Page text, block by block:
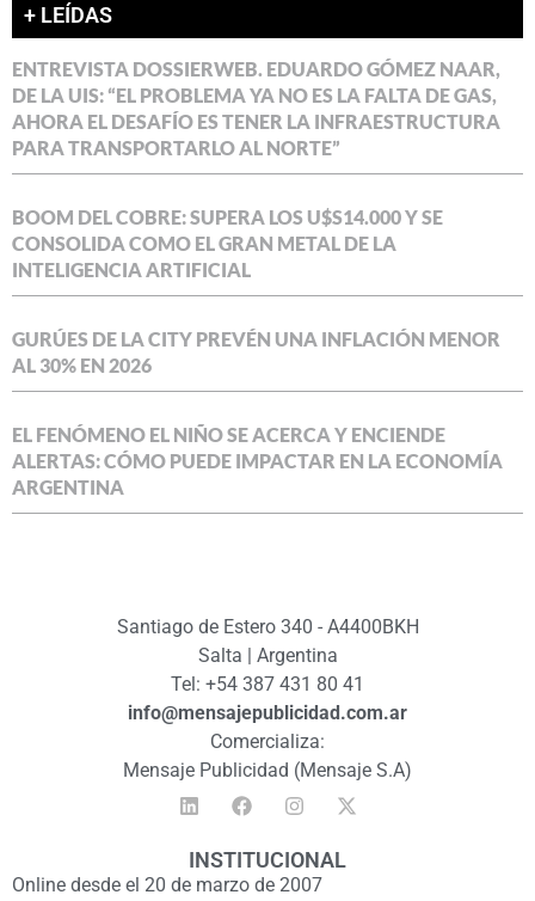
+ LEÍDAS
ENTREVISTA DOSSIERWEB. EDUARDO GÓMEZ NAAR,
DE LA UIS: “EL PROBLEMA YA NO ES LA FALTA DE GAS,
AHORA EL DESAFÍO ES TENER LA INFRAESTRUCTURA
PARA TRANSPORTARLO AL NORTE”
BOOM DEL COBRE: SUPERA LOS U$S14.000 Y SE
CONSOLIDA COMO EL GRAN METAL DE LA
INTELIGENCIA ARTIFICIAL
GURÚES DE LA CITY PREVÉN UNA INFLACIÓN MENOR
AL 30% EN 2026
EL FENÓMENO EL NIÑO SE ACERCA Y ENCIENDE
ALERTAS: CÓMO PUEDE IMPACTAR EN LA ECONOMÍA
ARGENTINA
Santiago de Estero 340 - A4400BKH
Salta | Argentina
Tel: +54 387 431 80 41
info@mensajepublicidad.com.ar
Comercializa:
Mensaje Publicidad (Mensaje S.A)
INSTITUCIONAL
Online desde el 20 de marzo de 2007